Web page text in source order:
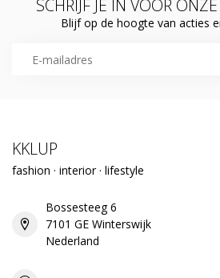
SCHRIJF JE IN VOOR
Blijf op de hoogte van acties
KKLUP
fashion · interior · lifestyle
Bossesteeg 6
7101 GE Winterswijk
Nederland